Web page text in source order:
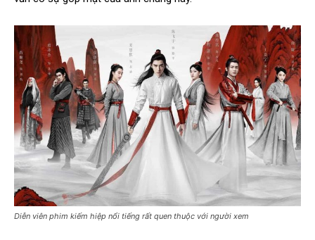
Diễn viên phim kiếm hiệp nổi tiếng rất quen thuộc với người xem